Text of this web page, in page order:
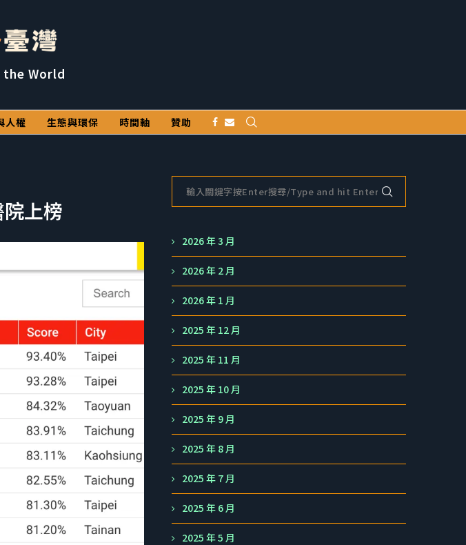
the World
人權 生態與環保 時間軸 贊助
上榜
2026 年 3 月
2026 年 2 月
2026 年 1 月
2025 年 12 月
2025 年 11 月
2025 年 10 月
2025 年 9 月
2025 年 8 月
2025 年 7 月
2025 年 6 月
2025 年 5 月